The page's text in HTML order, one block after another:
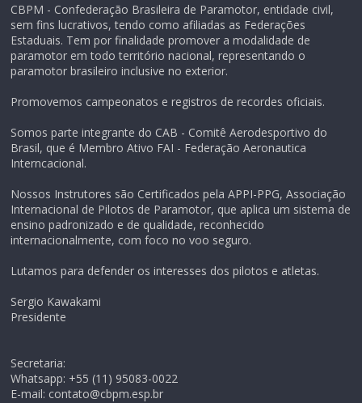
CBPM - Confederação Brasileira de Paramotor, entidade civil,
sem fins lucrativos, tendo como afiliadas as Federações
Estaduais. Tem por finalidade promover a modalidade de
paramotor em todo território nacional, representando o
paramotor brasileiro inclusive no exterior.
Promovemos campeonatos e registros de recordes oficiais.
Somos parte integrante do CAB - Comitê Aerodesportivo do
Brasil, que é Membro Ativo FAI - Federação Aeronautica
Interncacional.
Nossos Instrutores são Certificados pela APPI-PPG, Associação
Internacional de Pilotos de Paramotor, que aplica um sistema de
ensino padronizado e de qualidade, reconhecido
internacionalmente, com foco no voo seguro.
Lutamos para defender os interesses dos pilotos e atletas.
Sergio Kawakami
Presidente
Secretaria:
Whatsapp: +55 (11) 95083-0022
E-mail: contato@cbpm.esp.br